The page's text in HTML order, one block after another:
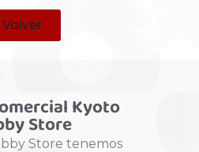
Volver
Kyoto
Store
Store tenemos